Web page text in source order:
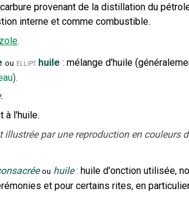
provenant de la distillation du
interne et comme combustible.
.
ou ellipt huile : mélange d'huile
).
à l'huile.
illustrée par une reproduction en couleurs
ou huile : huile d'onction utilisée,
et pour certains rites, en